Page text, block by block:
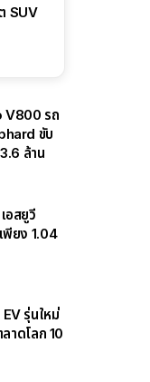
SUV
V800 รถ
ขับ
ล้าน
อสยูวี
พียง 1.04
รุ่นใหม่
าดโลก 10